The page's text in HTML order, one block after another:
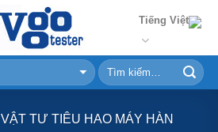
Tiếng Việt
VẬT TƯ TIÊU HAO MÁY HÀN